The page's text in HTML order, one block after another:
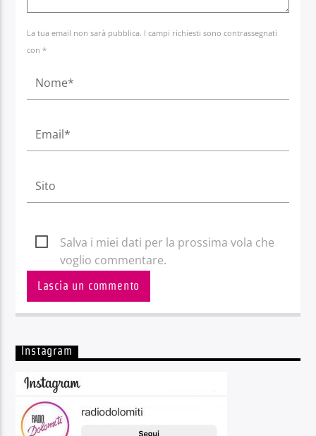
La tua email non sarà pubblica. I campi richiesti sono contrassegnati
con *
Salva i miei dati per la prossima vola che
voglio commentare.
Instagram